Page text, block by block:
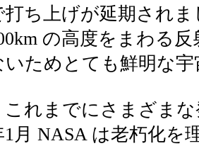
打ち上げが延期され
の高度をまわる
いためとても鮮明な
れまでにさまざまな
1月 NASA は老朽化を